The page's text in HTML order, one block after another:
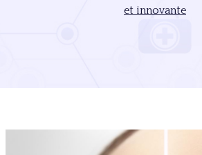
et innovante